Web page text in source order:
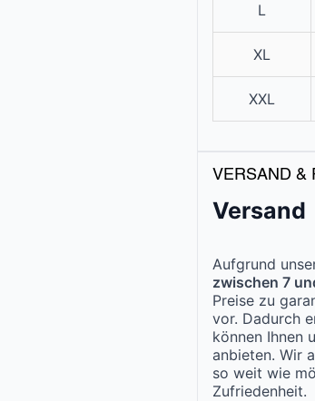
L
XL
XXL
VERSAND &
Versand
Aufgrund
zwischen 7
Preise zu
vor. Dadurch
können Ihnen
anbieten. Wir
so weit wie
Zufriedenheit.